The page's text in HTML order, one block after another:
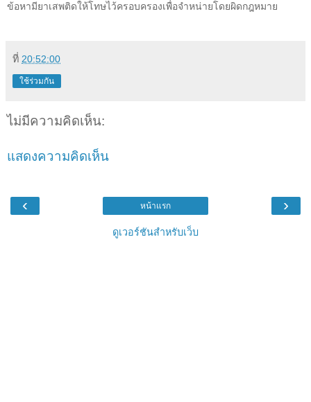
ข้อหามียาเสพติดให้โทษไว้ครอบครองเพื่อจำหน่ายโดยผิดกฎหมาย
ที่ 20:52:00
ใช้ร่วมกัน
ไม่มีความคิดเห็น:
แสดงความคิดเห็น
‹ ›
หน้าแรก
ดูเวอร์ชันสำหรับเว็บ